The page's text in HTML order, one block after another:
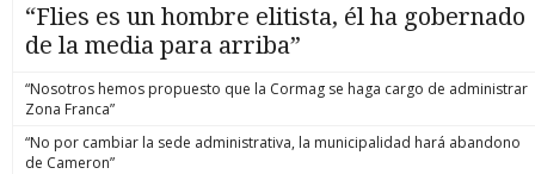
“Flies es un hombre elitista, él ha gobernado
de la media para arriba”
“Nosotros hemos propuesto que la Cormag se haga cargo de administrar
Zona Franca”
“No por cambiar la sede administrativa, la municipalidad hará abandono
de Cameron”